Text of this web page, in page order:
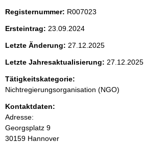
n
i
n
h
a
l
h
i
r
i
n
e
i
s
Registernummer: R007023
Ersteintrag: 23.09.2024
Letzte Änderung: 27.12.2025
Letzte Jahresaktualisierung: 27.12.2025
Tätigkeitskategorie:
Nichtregierungsorganisation (NGO)
Kontaktdaten:
Adresse:
Georgsplatz 9
30159 Hannover